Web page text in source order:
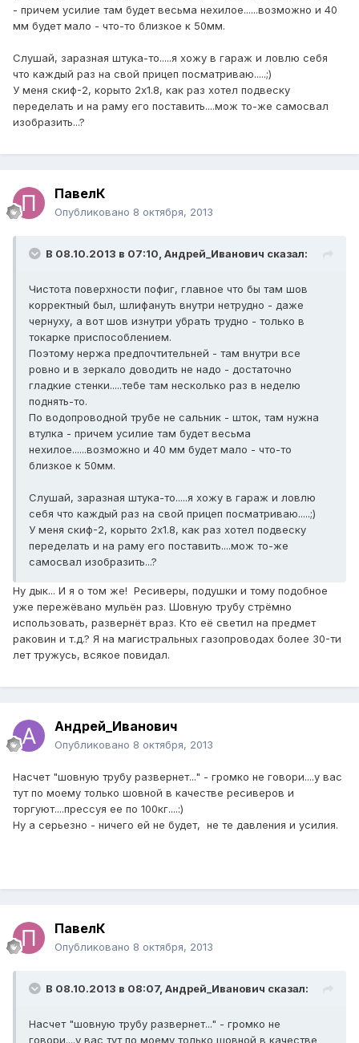
- причем усилие там будет весьма нехилое......возможно и 40
мм будет мало - что-то близкое к 50мм.
Слушай, заразная штука-то.....я хожу в гараж и ловлю себя
что каждый раз на свой прицеп посматриваю.....;)
У меня скиф-2, корыто 2х1.8, как раз хотел подвеску
переделать и на раму его поставить....мож то-же самосвал
изобразить...?
ПавелК
Опубликовано 8 октября, 2013
В 08.10.2013 в 07:10, Андрей_Иванович сказал:
Чистота поверхности пофиг, главное что бы там шов
корректный был, шлифануть внутри нетрудно - даже
чернуху, а вот шов изнутри убрать трудно - только в
токарке приспособлением.
Поэтому нержа предпочтительней - там внутри все
ровно и в зеркало доводить не надо - достаточно
гладкие стенки.....тебе там несколько раз в неделю
поднять-то.
По водопроводной трубе не сальник - шток, там нужна
втулка - причем усилие там будет весьма
нехилое......возможно и 40 мм будет мало - что-то
близкое к 50мм.
Слушай, заразная штука-то.....я хожу в гараж и ловлю
себя что каждый раз на свой прицеп посматриваю.....;)
У меня скиф-2, корыто 2х1.8, как раз хотел подвеску
переделать и на раму его поставить....мож то-же
самосвал изобразить...?
Ну дык... И я о том же! Ресиверы, подушки и тому подобное
уже пережёвано мульён раз. Шовную трубу стрёмно
использовать, развернёт враз. Кто её светил на предмет
раковин и т.д.? Я на магистральных газопроводах более 30-ти
лет тружусь, всякое повидал.
Андрей_Иванович
Опубликовано 8 октября, 2013
Насчет "шовную трубу развернет..." - громко не говори....у вас
тут по моему только шовной в качестве ресиверов и
торгуют....прессуя ее по 100кг....:)
Ну а серьезно - ничего ей не будет, не те давления и усилия.
ПавелК
Опубликовано 8 октября, 2013
В 08.10.2013 в 08:07, Андрей_Иванович сказал:
Насчет "шовную трубу развернет..." - громко не
говори....у вас тут по моему только шовной в качестве